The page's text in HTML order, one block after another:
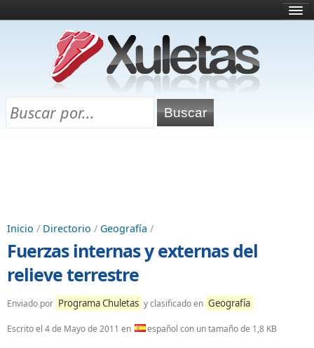
¿Qué es esto?
Directorio
Chuletas para exámenes
Inicio / Directorio / Geografía /
Fuerzas internas y externas del
relieve terrestre
Enviado por Programa Chuletas y clasificado en Geografía
Escrito el 4 de Mayo de 2011 en español con un tamaño de 1,8 KB